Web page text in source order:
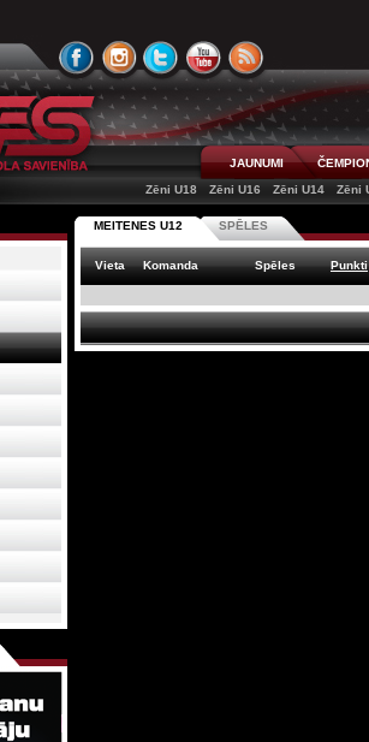
JAUNUMI
Zēni U18
Zēni U16 Zēni U14 Zēni
MEITENES U12 SPĒLES
Vieta Komanda Spēles Punkti